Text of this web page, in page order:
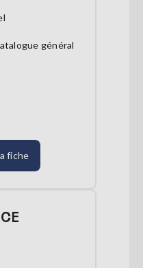
général
fiche